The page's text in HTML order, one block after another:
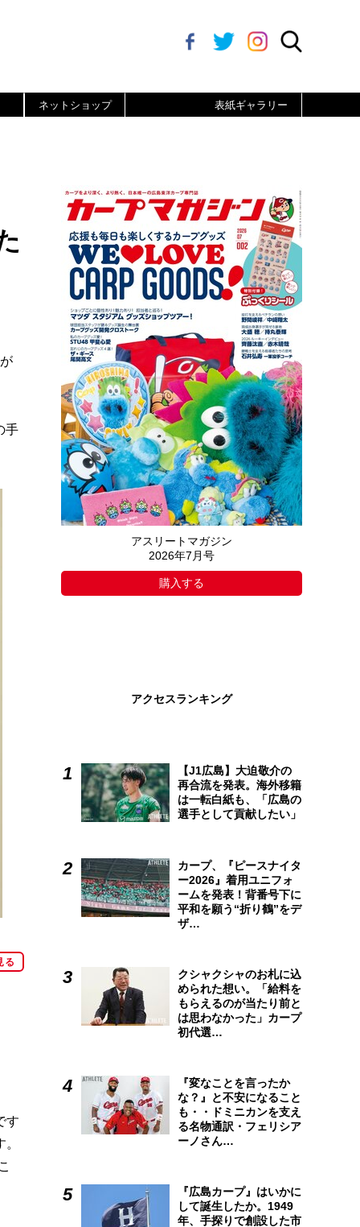
ネットショップ 表紙ギャラリー
手
る
す
アスリートマガジン
2026年7月号
購入する
アクセスランキング
【J1広島】大迫敬介の
再合流を発表。海外移籍
は一転白紙も、「広島の
選手として貢献したい」
カープ、『ピースナイタ
ー2026』着用ユニフォ
ームを発表！背番号下に
平和を願う“折り鶴”をデ
ザ…
クシャクシャのお札に込
められた想い。「給料を
もらえるのが当たり前と
は思わなかった」カープ
初代選…
『変なことを言ったか
な？』と不安になること
も・・ドミニカンを支え
る名物通訳・フェリシア
ーノさん…
『広島カープ』はいかに
して誕生したか。1949
年、手探りで創設した市